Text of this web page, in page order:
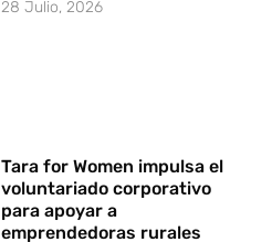
28 Julio, 2026
Tara for Women impulsa el
voluntariado corporativo
para apoyar a
emprendedoras rurales